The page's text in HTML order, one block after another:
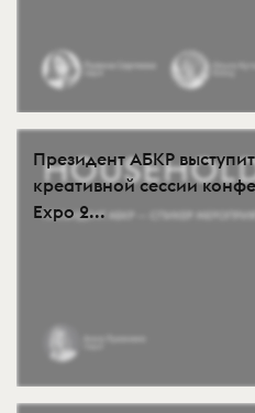
Президент АБКР
креативной сессии
Expo 2...